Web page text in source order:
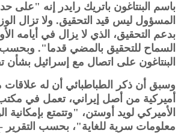
باسم البنتاغون باتريك رايدر إنه "على
المسؤول ليس قيد التحقيق. ولا تزال
بدعم التحقيق، الذي لا يزال في أيامه
السماح للتحقيق بالمضي قدما".
البنتاغون على اتصال مع إسرائيل بشأن
وسبق أن ذكر الطباطبائي أن له
أميركية من أصل إيراني، تعمل في
الأميركي لويد أوستن، "وتتمتع بإمكانية
معلومات سرية للغاية"، بحسب